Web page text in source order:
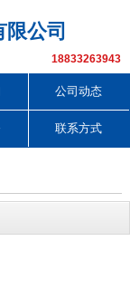
公司
18833263943
公司动态
联系方式